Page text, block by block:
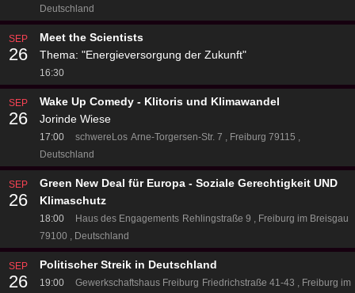
Deutschland
SEP
26
Meet the Scientists
Thema: "Energieversorgung der Zukunft"
16:30
SEP
26
Wake Up Comedy - Klitoris und Klimawandel
Jorinde Wiese
17:00 schwereLos Arne-Torgersen-Str. 7
Freiburg 79115
Deutschland
SEP
26
Green New Deal für Europa - Soziale Gerechtigkeit UND
Klimaschutz
18:00 Haus des Engagements Rehlingstraße 9
Freiburg im Breisgau
79100
Deutschland
SEP
26
Politischer Streik in Deutschland
19:00 Gewerkschaftshaus Freiburg Friedrichstraße 41-43
Freiburg im